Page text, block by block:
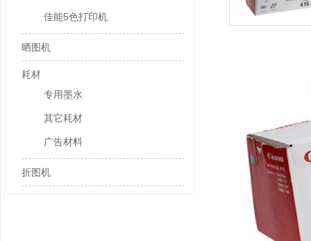
佳能5色打印机
晒图机
耗材
专用墨水
其它耗材
广告材料
折图机